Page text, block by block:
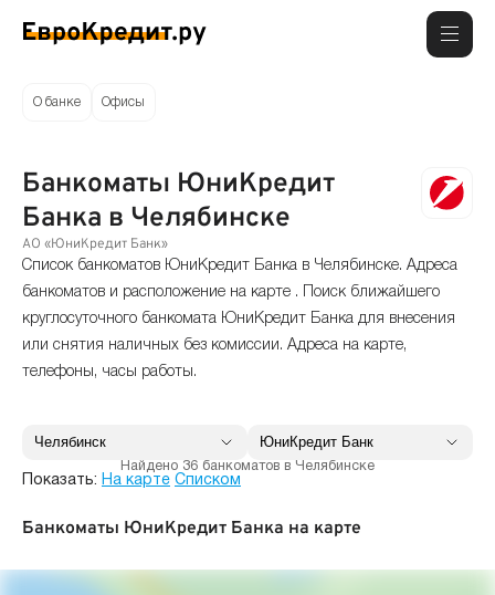
О банке Офисы
Банкоматы ЮниКредит
Банка в Челябинске
АО «ЮниКредит Банк»
Список банкоматов ЮниКредит Банка в Челябинске. Адреса
банкоматов и расположение на карте . Поиск ближайшего
круглосуточного банкомата ЮниКредит Банка для внесения
или снятия наличных без комиссии. Адреса на карте,
телефоны, часы работы.
Найдено 36 банкоматов в Челябинске
Показать: На карте Списком
Банкоматы ЮниКредит Банка на карте